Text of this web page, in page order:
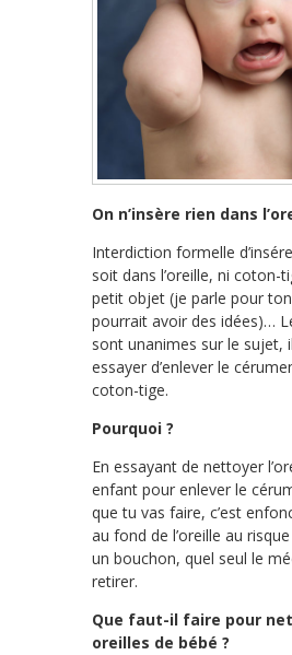
On n’insère rien dans
Interdiction formelle
soit dans l’oreille, ni coton-
petit objet (je parle pour
pourrait avoir des idées)…
sont unanimes sur le sujet,
essayer d’enlever le
coton-tige.
Pourquoi ?
En essayant de nettoyer
enfant pour enlever le
que tu vas faire, c’est
au fond de l’oreille au
un bouchon, quel seul le
retirer.
Que faut-il faire pour
oreilles de bébé ?